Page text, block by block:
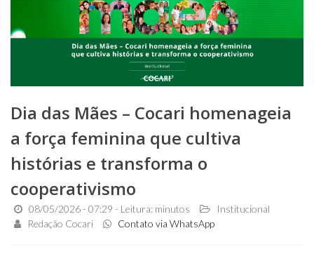
Dia das Mães – Cocari homenageia
a força feminina que cultiva
histórias e transforma o
cooperativismo
08/05/2026 - 07:29 - Leitura: minutos
Institucional
Redação Cocari
Contato via WhatsApp